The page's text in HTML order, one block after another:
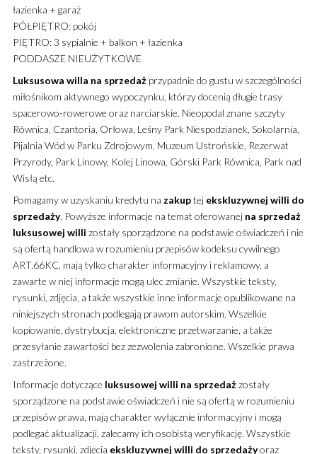
łazienka + garaż
PÓŁPIĘTRO: pokój
PIĘTRO: 3 sypialnie + balkon + łazienka
PODDASZE NIEUŻYTKOWE
Luksusowa willa na sprzedażprzypadnie do gustu w szczególności
miłośnikom aktywnego wypoczynku, którzy docenią długie trasy
spacerowo-rowerowe oraz narciarskie. Nieopodal znane szczyty
Równica, Czantoria, Orłowa, Leśny Park Niespodzianek, Sokolarnia,
Pijalnia Wód w Parku Zdrojowym, Muzeum Ustrońskie, Rezerwat
Przyrody, Park Linowy, Kolej Linowa, Górski Park Równica, Park nad
Wisłą etc.
Pomagamy w uzyskaniu kredytu na zakuptej ekskluzywnej willi do
sprzedaży. Powyższe informacje na temat oferowanej na sprzedaż
luksusowej willi zostały sporządzone na podstawie oświadczeń i nie
są ofertą handlowa w rozumieniu przepisów kodeksu cywilnego
ART.66KC, mają tylko charakter informacyjny i reklamowy, a
zawarte w niej informacje mogą ulec zmianie. Wszystkie teksty,
rysunki, zdjęcia, a także wszystkie inne informacje opublikowane na
niniejszych stronach podlegają prawom autorskim. Wszelkie
kopiowanie, dystrybucja, elektroniczne przetwarzanie, a także
przesyłanie zawartości bez zezwolenia zabronione. Wszelkie prawa
zastrzeżone.
Informacje dotyczące luksusowej willi na sprzedażzostały
sporządzone na podstawie oświadczeń i nie są ofertą w rozumieniu
przepisów prawa, mają charakter wyłącznie informacyjny i mogą
podlegać aktualizacji, zalecamy ich osobistą weryfikację. Wszystkie
teksty, rysunki, zdjęcia ekskluzywnej willi do sprzedażyoraz